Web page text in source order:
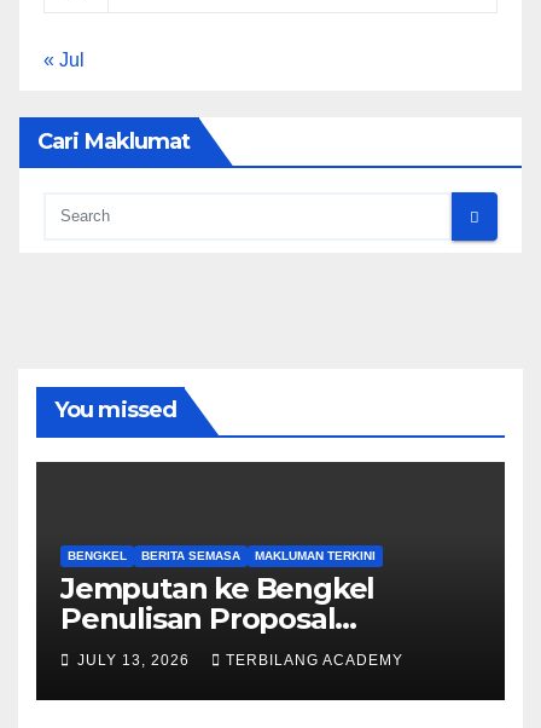
« Jul
Cari Maklumat
You missed
BENGKEL BERITA SEMASA MAKLUMAN TERKINI
Jemputan ke Bengkel
Penulisan Proposal
Permohonan Kemasukan
Program Khas Doktor
Falsafah (PhD).
JULY 13, 2026 TERBILANG ACADEMY